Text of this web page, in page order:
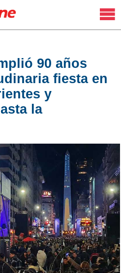
90 años
fiesta en
y
la